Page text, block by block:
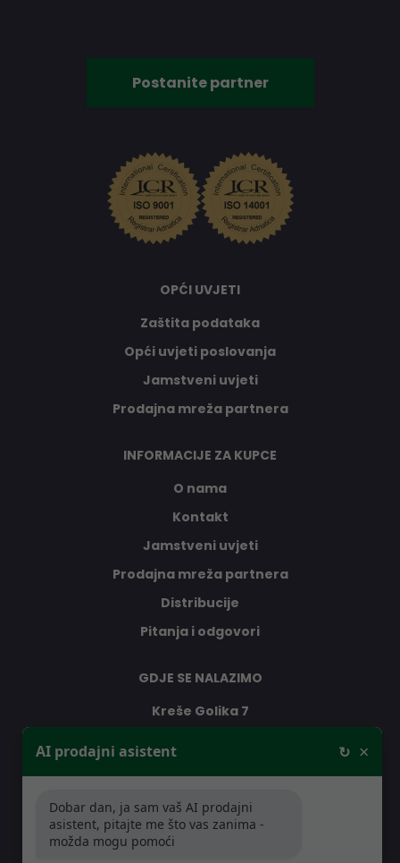
Postanite partner
OPĆI UVJETI
Zaštita podataka
Opći uvjeti poslovanja
Jamstveni uvjeti
Prodajna mreža partnera
INFORMACIJE ZA KUPCE
O nama
Kontakt
Jamstveni uvjeti
Prodajna mreža partnera
Distribucije
Pitanja i odgovori
GDJE SE NALAZIMO
Kreše Golika 7
RADNO VRIJEME
Pon-Čet: 08:30 - 16:30h
AI prodajni asistent ↻ ×
Dobar dan, ja sam vaš AI prodajni
asistent, pitajte me što vas zanima -
možda mogu pomoći